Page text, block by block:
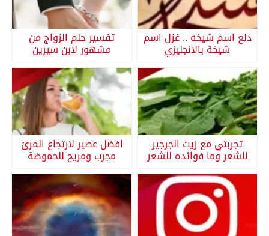
دلع اسم شيخه .. غزل اسم
شيخة بالانجليزي
تفسير حلم الزواج من
مشهور لابن سيرين
تجربتي مع زيت الجرجير
للشعر وما فوائده للشعر
افضل عصير لارتجاع المرئ
مجرب ومريح للحموضة